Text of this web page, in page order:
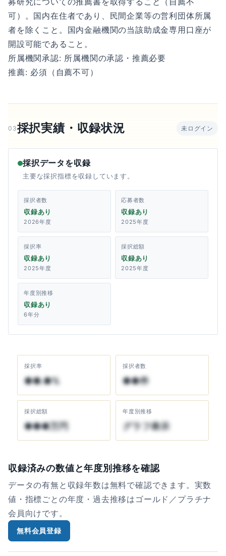
可）。国内在住者であり、民間企業等の営利団体所属
者を除くこと。国内金融機関の当該助成金専用口座が
開設可能であること。
所属機関承認: 所属機関の承認・推薦必要
推薦: 必須（自薦不可）
03採択実績・収録状況 未ログイン
採択データを収録
主要な採択指標を収録しています。
採択者数
収録あり
2026年度
応募者数
収録あり
2025年度
採択率
収録あり
2025年度
採択総額
収録あり
2025年度
年度別推移
収録あり
6年分
採択率
●●.●%
採択者数
●●件
採択総額
●●●万円
年度別推移
グラフ表示
収録済みの数値と年度別推移を確認
データの有無と収録年数は無料で確認できます。実数
値・指標ごとの年度・過去推移はゴールド／プラチナ
会員向けです。
無料会員登録